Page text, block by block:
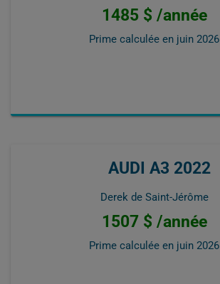
1485 $ /année
Prime calculée en juin 2026
AUDI A3 2022
Derek de Saint-Jérôme
1507 $ /année
Prime calculée en juin 2026